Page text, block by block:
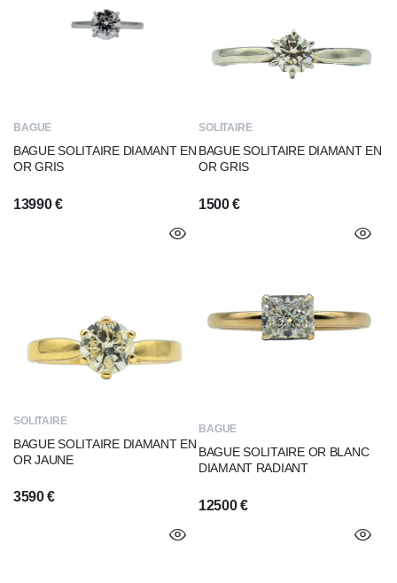
BAGUE
BAGUE SOLITAIRE DIAMANT EN
OR GRIS
13990€
SOLITAIRE
BAGUE SOLITAIRE DIAMANT EN
OR GRIS
1500€
SOLITAIRE
BAGUE SOLITAIRE DIAMANT EN
OR JAUNE
3590€
BAGUE
BAGUE SOLITAIRE OR BLANC
DIAMANT RADIANT
12500€